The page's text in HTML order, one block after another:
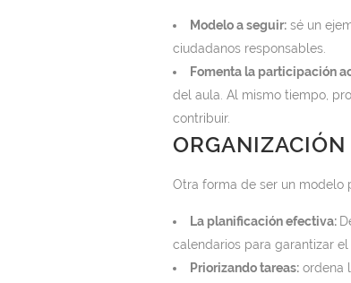
Modelo a seguir: sé un
ciudadanos responsables.
Fomenta la participación
del aula. Al mismo tiempo,
contribuir.
ORGANIZACIÓN
Otra forma de ser un modelo
La planificación efectiva:
calendarios para garantizar
Priorizando tareas: ordena